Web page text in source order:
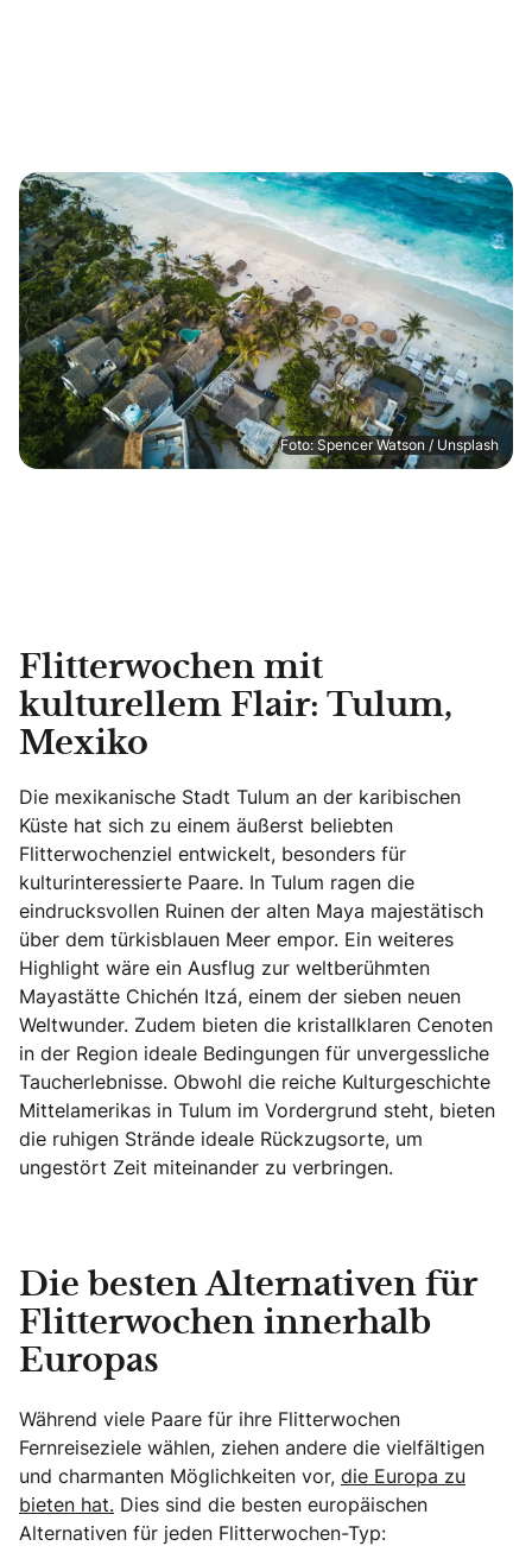
Foto: Spencer Watson / Unsplash
Flitterwochen mit
kulturellem Flair: Tulum,
Mexiko
Die mexikanische Stadt Tulum an der karibischen
Küste hat sich zu einem äußerst beliebten
Flitterwochenziel entwickelt, besonders für
kulturinteressierte Paare. In Tulum ragen die
eindrucksvollen Ruinen der alten Maya majestätisch
über dem türkisblauen Meer empor. Ein weiteres
Highlight wäre ein Ausflug zur weltberühmten
Mayastätte Chichén Itzá, einem der sieben neuen
Weltwunder. Zudem bieten die kristallklaren Cenoten
in der Region ideale Bedingungen für unvergessliche
Taucherlebnisse. Obwohl die reiche Kulturgeschichte
Mittelamerikas in Tulum im Vordergrund steht, bieten
die ruhigen Strände ideale Rückzugsorte, um
ungestört Zeit miteinander zu verbringen.
Die besten Alternativen für
Flitterwochen innerhalb
Europas
Während viele Paare für ihre Flitterwochen
Fernreiseziele wählen, ziehen andere die vielfältigen
und charmanten Möglichkeiten vor, die Europa zu
bieten hat. Dies sind die besten europäischen
Alternativen für jeden Flitterwochen-Typ: